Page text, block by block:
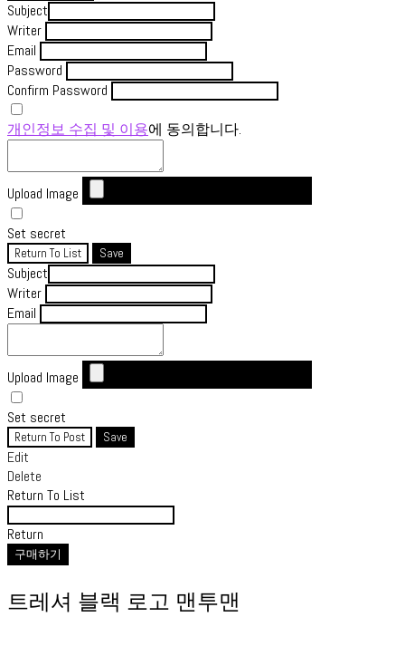
Subject
Writer
Email
Password
Confirm Password
개인정보 수집 및 이용에 동의합니다.
Upload Image
Set secret
Return To List Save
Subject
Writer
Email
Upload Image
Set secret
Return To Post Save
Edit
Delete
Return To List
Return
구매하기
트레셔 블랙 로고 맨투맨